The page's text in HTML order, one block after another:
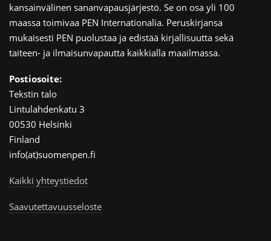
kansainvälinen sananvapausjärjestö. Se on osa yli 100
maassa toimivaa PEN Internationalia. Peruskirjansa
mukaisesti PEN puolustaa ja edistää kirjallisuutta sekä
taiteen- ja ilmaisunvapautta kaikkialla maailmassa.
Postiosoite:
Tekstin talo
Lintulahdenkatu 3
00530 Helsinki
Finland
info(at)suomenpen.fi
Kaikki yhteystiedot
Saavutettavuusseloste